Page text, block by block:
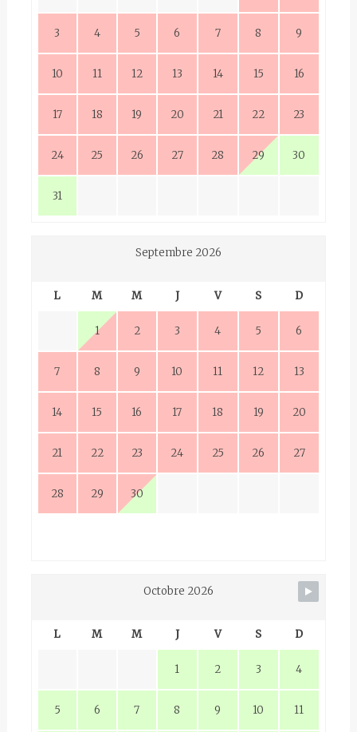
3 4 5 6 7 8 9
10 11 12 13 14 15 16
17 18 19 20 21 22 23
24 25 26 27 28 29 30
31
Septembre 2026
L M M J V S D
1 2 3 4 5 6
7 8 9 10 11 12 13
14 15 16 17 18 19 20
21 22 23 24 25 26 27
28 29 30
Octobre 2026
L M M J V S D
1 2 3 4
5 6 7 8 9 10 11